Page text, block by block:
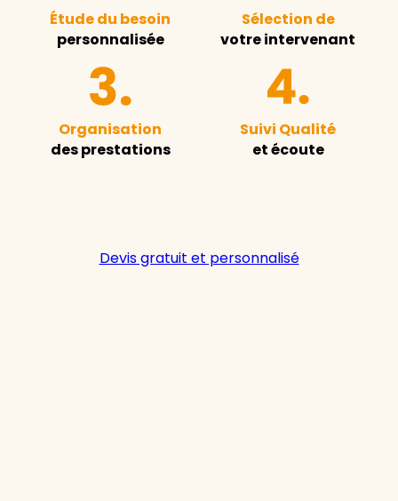
Étude du besoin
personnalisée
Sélection de
votre intervenant
Organisation
des prestations
Suivi Qualité
et écoute
Devis gratuit et personnalisé